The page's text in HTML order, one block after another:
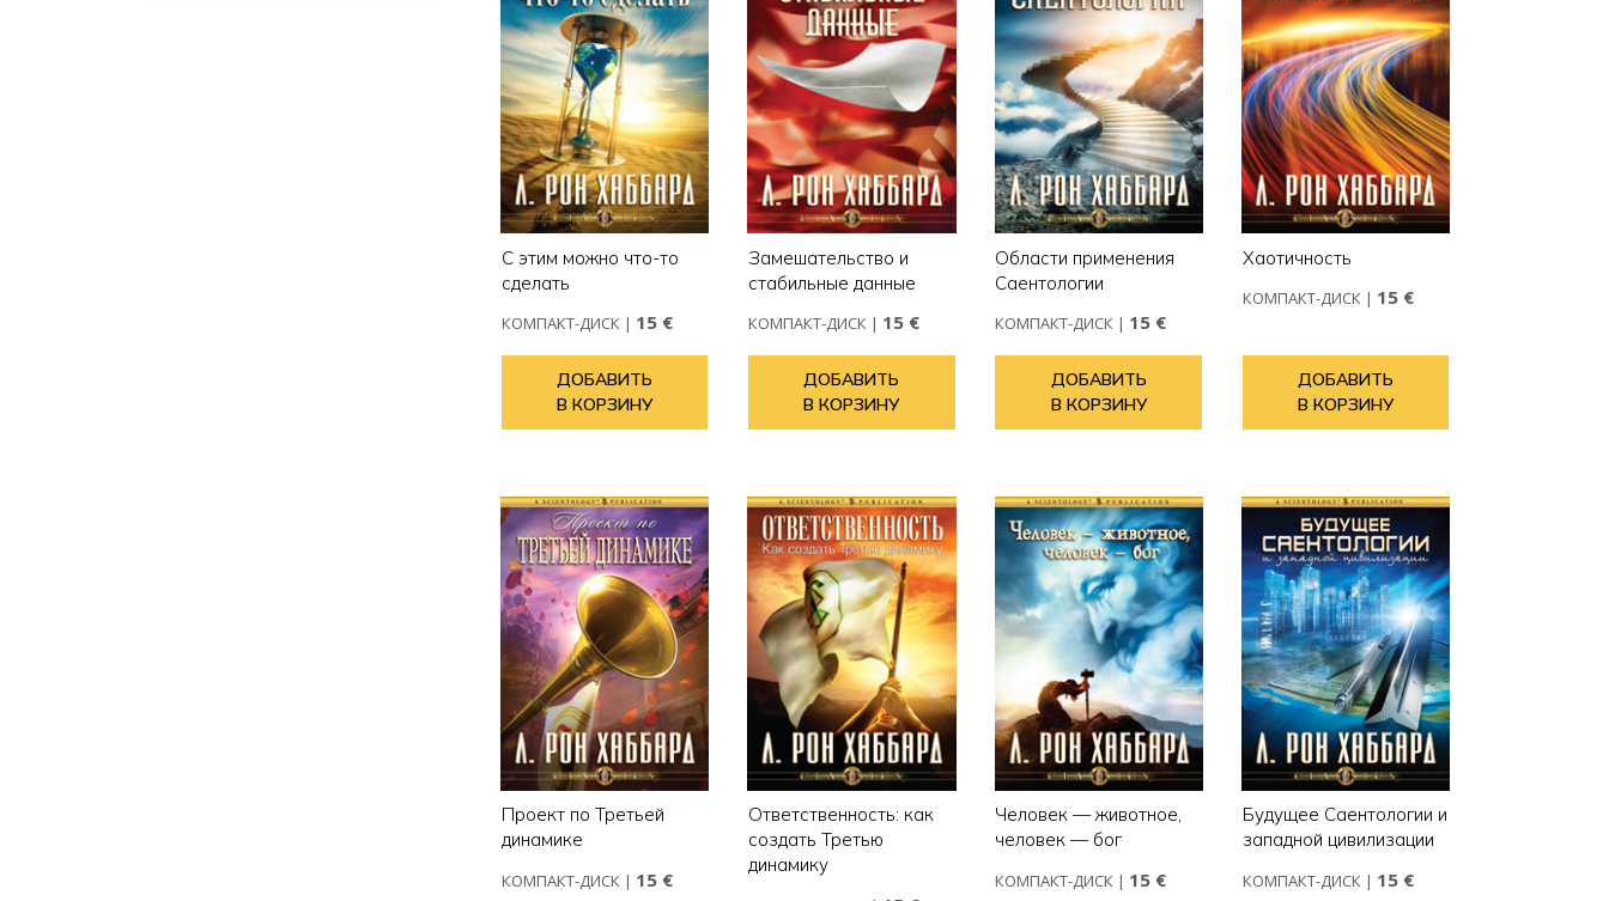
С этим можно что-то
сделать
КОМПАКТ-ДИСК| 15 €
ДОБАВИТЬ
В КОРЗИНУ
Замешательство и
стабильные данные
КОМПАКТ-ДИСК | 15 €
ДОБАВИТЬ
В КОРЗИНУ
Области применения
Саентологии
КОМПАКТ-ДИСК | 15 €
ДОБАВИТЬ
В КОРЗИНУ
Хаотичность
КОМПАКТ-ДИСК| 15 €
ДОБАВИТЬ
В КОРЗИНУ
Проект по Третьей
динамике
КОМПАКТ-ДИСК| 15 €
Ответственность: как
создать Третью
динамику
Человек — животное,
человек — бог
КОМПАКТ-ДИСК | 15 €
Будущее Саентологии и
западной цивилизации
КОМПАКТ-ДИСК| 15 €